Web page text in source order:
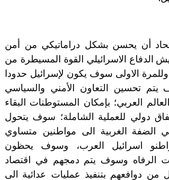
أن يحسن بشكل دراماتيكي من أمن
الدفاع الاسرائيلي القوة المسيطرة من
وللمرة الاولى سوف يكون لإسرائيل حدودا
يتم تحسين التعاون الأمني والسياسي
العربي؛ بإمكان المستوطنات البقاء
دولي للعملية الشاملة؛ سوف يتحول
الضفة الغربية الى مواطنين متساوي
اسرائيل العرب، وسوف يحظون
الرفاه وسوف يتم دمجهم في اقتصاد
من دوافعهم بتنفيذ عمليات عدائية الى